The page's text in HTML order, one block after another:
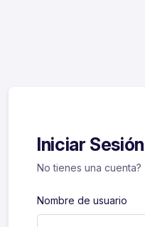
Iniciar Sesión
No tienes una cuenta?
Nombre de usuario